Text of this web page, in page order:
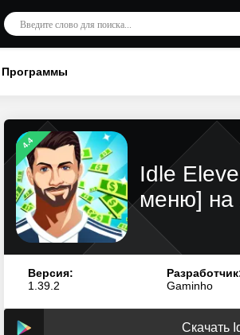
Программы
4.4
Idle
меню] на
Версия:
1.39.2
Gaminho
Скачать